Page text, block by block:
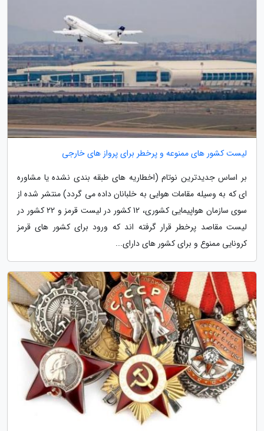
لیست کشور های ممنوعه و پرخطر برای پرواز های خارجی
بر اساس جدیدترین نوتام (اخطاریه های طبقه بندی نشده یا مشاوره
ای که به وسیله مقامات هوایی به خلبانان داده می گردد) منتشر شده از
سوی سازمان هواپیمایی کشوری، 12 کشور در لیست قرمز و 22 کشور در
لیست مقاصد پرخطر قرار گرفته اند که ورود برای کشور های قرمز
کرونایی ممنوع و برای کشور های دارای...